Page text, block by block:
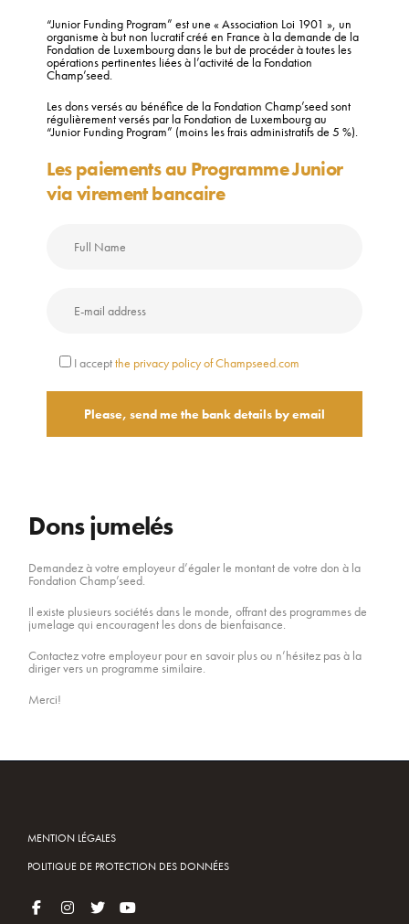
“Junior Funding Program” est une « Association Loi 1901 », un
organisme à but non lucratif créé en France à la demande de la
Fondation de Luxembourg dans le but de procéder à toutes les
opérations pertinentes liées à l’activité de la Fondation
Champ’seed.
Les dons versés au bénéfice de la Fondation Champ’seed sont
régulièrement versés par la Fondation de Luxembourg au
“Junior Funding Program” (moins les frais administratifs de 5 %).
Les paiements au Programme Junior
via virement bancaire
I acceptthe privacy policy of Champseed.com
Dons jumelés
Demandez à votre employeur d’égaler le montant de votre don à la
Fondation Champ’seed.
Il existe plusieurs sociétés dans le monde, offrant des programmes de
jumelage qui encouragent les dons de bienfaisance.
Contactez votre employeur pour en savoir plus ou n’hésitez pas à la
diriger vers un programme similaire.
Merci!
MENTION LÉGALES
POLITIQUE DE PROTECTION DES DONNÉES